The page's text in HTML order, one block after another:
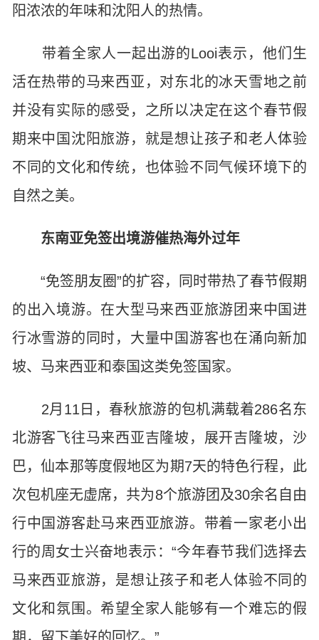
阳浓浓的年味和沈阳人的热情。
带着全家人一起出游的Looi表示，他们生
活在热带的马来西亚，对东北的冰天雪地之前
并没有实际的感受，之所以决定在这个春节假
期来中国沈阳旅游，就是想让孩子和老人体验
不同的文化和传统，也体验不同气候环境下的
自然之美。
东南亚免签出境游催热海外过年
“免签朋友圈”的扩容，同时带热了春节假期
的出入境游。在大型马来西亚旅游团来中国进
行冰雪游的同时，大量中国游客也在涌向新加
坡、马来西亚和泰国这类免签国家。
2月11日，春秋旅游的包机满载着286名东
北游客飞往马来西亚吉隆坡，展开吉隆坡，沙
巴，仙本那等度假地区为期7天的特色行程，此
次包机座无虚席，共为8个旅游团及30余名自由
行中国游客赴马来西亚旅游。带着一家老小出
行的周女士兴奋地表示：“今年春节我们选择去
马来西亚旅游，是想让孩子和老人体验不同的
文化和氛围。希望全家人能够有一个难忘的假